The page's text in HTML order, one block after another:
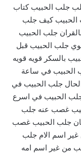
جلب الحبيب كتاب
الحبيب كيف جلب
جلب الحبيب
جلب الحبيب قبل
بالسكر قويه قويه
الحبيب في ساعة
جلب الحبيب في
الحبيب في اسرع
غصب عنه جلب
جلب الحبيب غصب
اسم الام جلب
من غير اسم امه